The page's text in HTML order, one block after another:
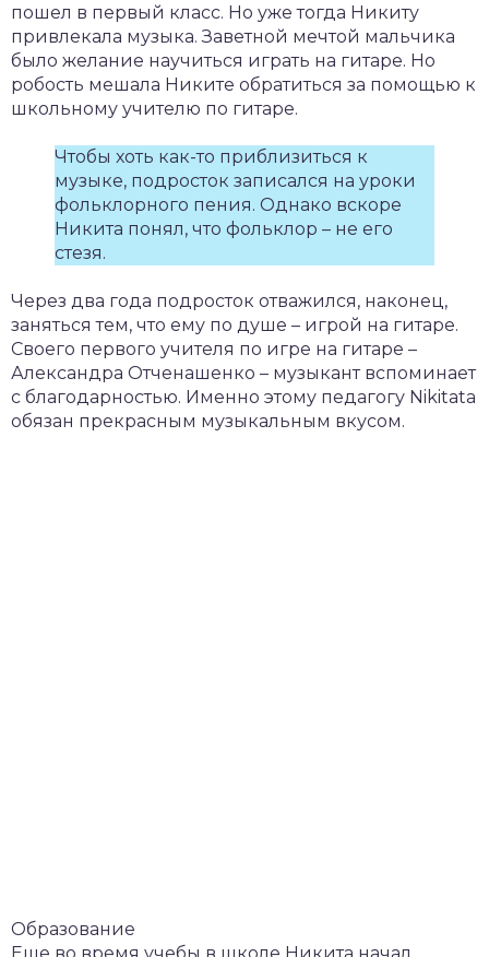
пошел в первый класс. Но уже тогда Никиту
привлекала музыка. Заветной мечтой мальчика
было желание научиться играть на гитаре. Но
робость мешала Никите обратиться за помощью к
школьному учителю по гитаре.
Чтобы хоть как-то приблизиться к
музыке, подросток записался на уроки
фольклорного пения. Однако вскоре
Никита понял, что фольклор – не его
стезя.
Через два года подросток отважился, наконец,
заняться тем, что ему по душе – игрой на гитаре.
Своего первого учителя по игре на гитаре –
Александра Отченашенко – музыкант вспоминает
с благодарностью. Именно этому педагогу Nikitata
обязан прекрасным музыкальным вкусом.
Образование